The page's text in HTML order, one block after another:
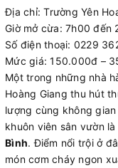
Địa chỉ: Trường Yên
Giờ mở cừa: 7h00 đến
Số điện thoại: 0229
Mức giá: 150.000đ –
Một trong những nhà
Hoàng Giang thu hút
lượng cùng không
khuôn viên sân vườn
Bình. Điểm nổi trội ở
món cơm cháy ngon